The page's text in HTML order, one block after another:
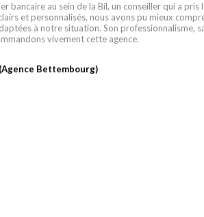
bancaire au sein de la Bil, un conseiller qui a
et personnalisés, nous avons pu mieux
à notre situation. Son professionnalisme,
vivement cette agence.
Bettembourg)